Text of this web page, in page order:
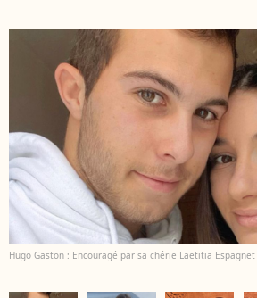
Hugo Gaston : Encouragé par sa chérie Laetitia